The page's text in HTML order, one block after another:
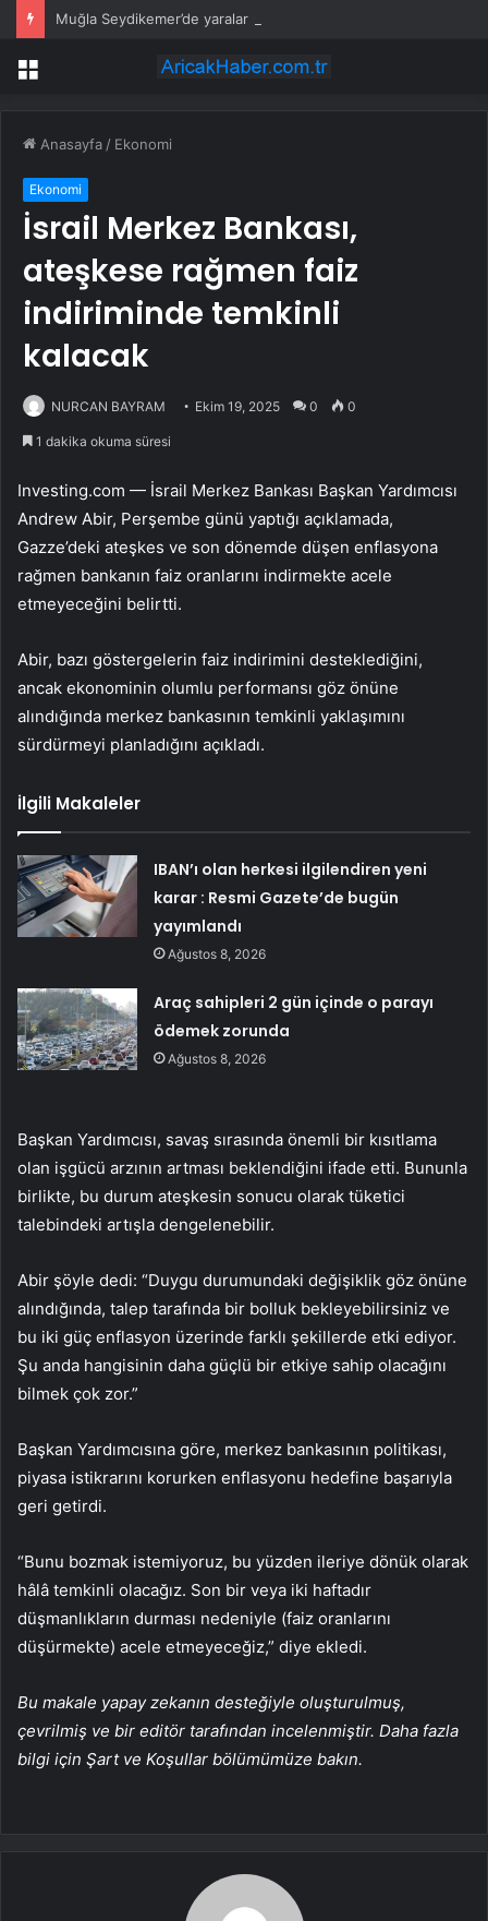
Muğla Seydikemer’de yaralar hızla sarılıyor
Menü
Anasayfa / Ekonomi
Ekonomi
İsrail Merkez Bankası,
ateşkese rağmen faiz
indiriminde temkinli
kalacak
NURCAN BAYRAM Ekim 19, 2025 0 0
1 dakika okuma süresi
Investing.com — İsrail Merkez Bankası Başkan Yardımcısı
Andrew Abir, Perşembe günü yaptığı açıklamada,
Gazze’deki ateşkes ve son dönemde düşen enflasyona
rağmen bankanın faiz oranlarını indirmekte acele
etmeyeceğini belirtti.
Abir, bazı göstergelerin faiz indirimini desteklediğini,
ancak ekonominin olumlu performansı göz önüne
alındığında merkez bankasının temkinli yaklaşımını
sürdürmeyi planladığını açıkladı.
İlgili Makaleler
IBAN’ı olan herkesi ilgilendiren yeni
karar : Resmi Gazete’de bugün
yayımlandı
Ağustos 8, 2026
Araç sahipleri 2 gün içinde o parayı
ödemek zorunda
Ağustos 8, 2026
Başkan Yardımcısı, savaş sırasında önemli bir kısıtlama
olan işgücü arzının artması beklendiğini ifade etti. Bununla
birlikte, bu durum ateşkesin sonucu olarak tüketici
talebindeki artışla dengelenebilir.
Abir şöyle dedi: “Duygu durumundaki değişiklik göz önüne
alındığında, talep tarafında bir bolluk bekleyebilirsiniz ve
bu iki güç enflasyon üzerinde farklı şekillerde etki ediyor.
Şu anda hangisinin daha güçlü bir etkiye sahip olacağını
bilmek çok zor.”
Başkan Yardımcısına göre, merkez bankasının politikası,
piyasa istikrarını korurken enflasyonu hedefine başarıyla
geri getirdi.
“Bunu bozmak istemiyoruz, bu yüzden ileriye dönük olarak
hâlâ temkinli olacağız. Son bir veya iki haftadır
düşmanlıkların durması nedeniyle (faiz oranlarını
düşürmekte) acele etmeyeceğiz,” diye ekledi.
Bu makale yapay zekanın desteğiyle oluşturulmuş,
çevrilmiş ve bir editör tarafından incelenmiştir. Daha fazla
bilgi için Şart ve Koşullar bölümümüze bakın.